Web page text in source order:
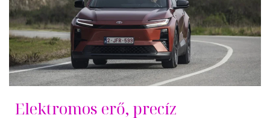
Elektromos erő, precíz